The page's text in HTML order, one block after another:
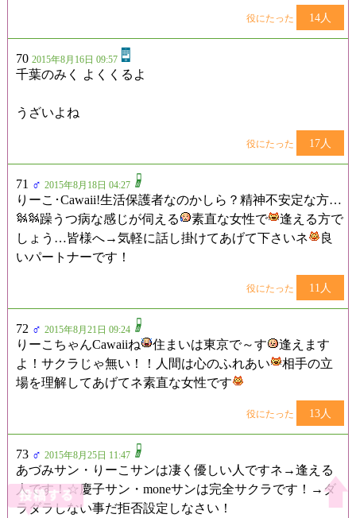
役にたった 14人
70 2015年8月16日 09:57
千葉のみく よくくるよ
うざいよね
役にたった 17人
71 ♂ 2015年8月18日 04:27
りーこ･Cawaii!生活保護者なのかしら？精神不安定な方…
躁うつ病な感じが伺える
素直な女性で
逢える方で
しょう…皆様へ→気軽に話し掛けてあげて下さいネ
良
いパートナーです！
役にたった 11人
72 ♂ 2015年8月21日 09:24
りーこちゃんCawaiiね 住まいは東京で～す
逢えます
よ！サクラじゃ無い！！人間は心のふれあい
相手の立
場を理解してあげてネ素直な女性です
役にたった 13人
73 ♂ 2015年8月25日 11:47
あづみサン・りーこサンは凄く優しい人ですネ→逢える
人です！☆慶子サン・moneサンは完全サクラです！→ダ
ラダラしない事だ拒否設定しなさい！